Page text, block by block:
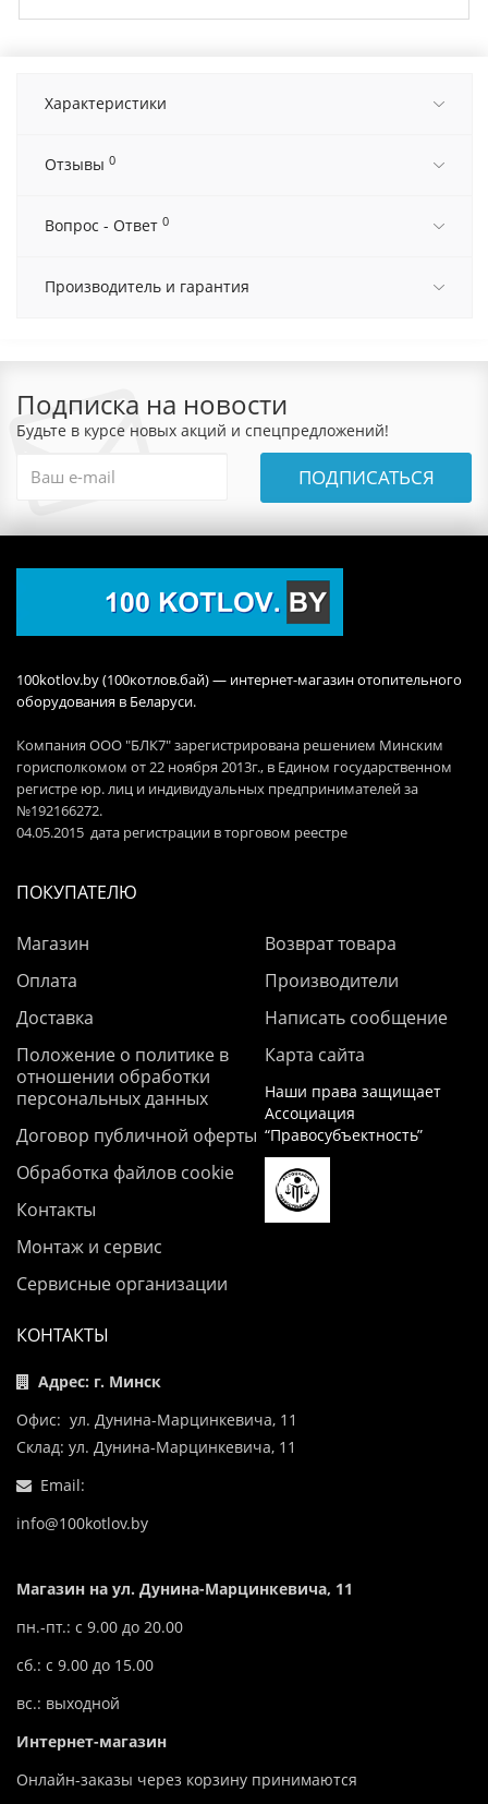
Характеристики
Отзывы 0
Вопрос - Ответ 0
Производитель и гарантия
Подписка на новости
Будьте в курсе новых акций и спецпредложений!
ПОДПИСАТЬСЯ
100kotlov.by (100котлов.бай) — интернет-магазин отопительного
оборудования в Беларуси.
Компания ООО "БЛК7" зарегистрирована решением Минским
горисполкомом от 22 ноября 2013г., в Едином государственном
регистре юр. лиц и индивидуальных предпринимателей за
№192166272.
04.05.2015 дата регистрации в торговом реестре
ПОКУПАТЕЛЮ
Магазин
Оплата
Доставка
Положение о политике в
отношении обработки
персональных данных
Договор публичной оферты
Обработка файлов cookie
Контакты
Монтаж и сервис
Сервисные организации
Возврат товара
Производители
Написать сообщение
Карта сайта
Наши права защищает
Ассоциация
“Правосубъектность”
КОНТАКТЫ
Адрес: г. Минск
Офис: ул. Дунина-Марцинкевича, 11
Склад: ул. Дунина-Марцинкевича, 11
Email:
info@100kotlov.by
Магазин на ул. Дунина-Марцинкевича, 11
пн.-пт.: с 9.00 до 20.00
сб.: с 9.00 до 15.00
вс.: выходной
Интернет-магазин
Онлайн-заказы через корзину принимаются